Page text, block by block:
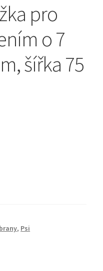
pro
o 7
šířka 75
, Psi